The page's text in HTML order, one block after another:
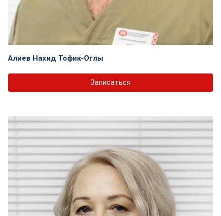
Алиев Нахид Тофик-Оглы
Записаться